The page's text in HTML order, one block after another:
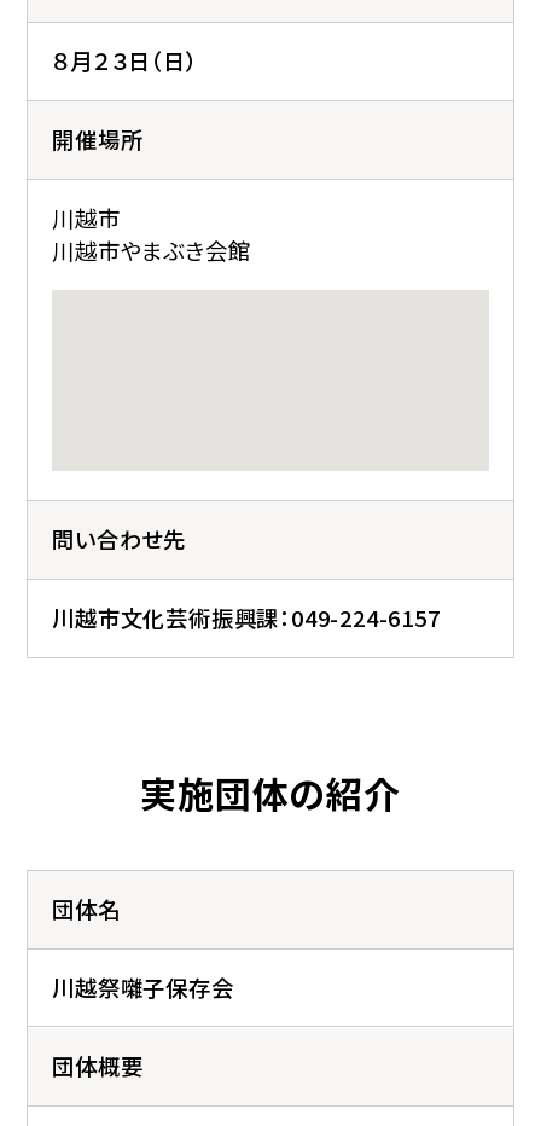
８月２３日（日）
開催場所
川越市
川越市やまぶき会館
問い合わせ先
川越市文化芸術振興課：049-224-6157
実施団体の紹介
団体名
川越祭囃子保存会
団体概要